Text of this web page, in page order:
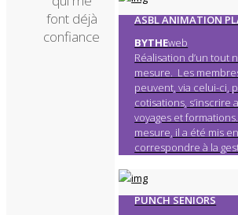
font déjà
confiance
ASBL ANIMATION
BYTHEweb
Réalisation d’un tout
mesure. Les
peuvent, via celui-ci,
cotisations, s’inscrire
voyages et
mesure, il a été mis
correspondre à la
PUNCH SENIORS